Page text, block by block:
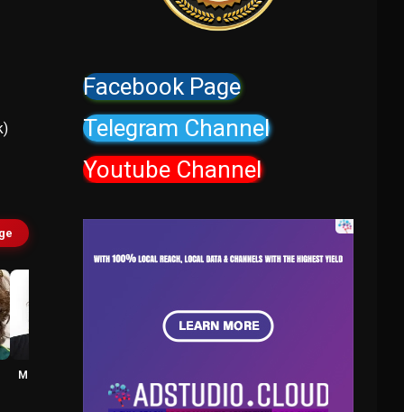
Miles Robbins
Cameron Elam
Facebook Page
Telegram Channel
Youtube Channel